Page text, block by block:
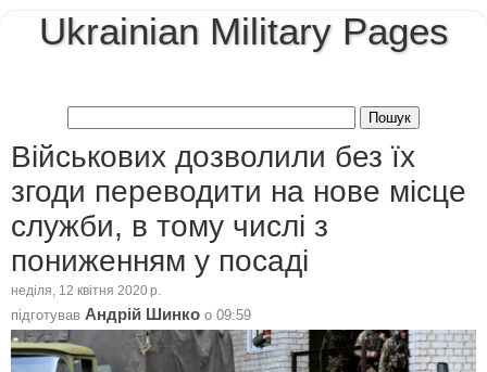
Ukrainian Military Pages
Військових дозволили без їх
згоди переводити на нове місце
служби, в тому числі з
пониженням у посаді
неділя, 12 квітня 2020 р.
підготував Андрій Шинко о 09:59